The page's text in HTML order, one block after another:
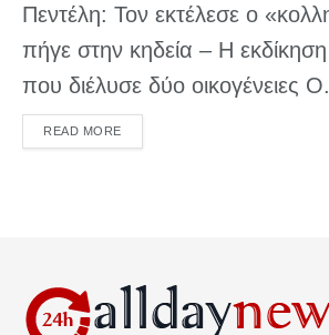
Πεντέλη: Τον εκτέλεσε ο
πήγε στην κηδεία – Η
που διέλυσε δύο οικογένειες
READ MOREDETAILS